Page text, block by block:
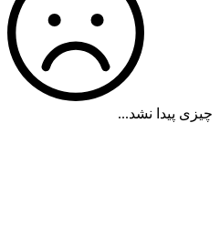
چیزی پیدا نشد...